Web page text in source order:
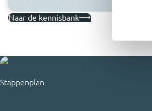
Naar de kennisbank
Stappenplan